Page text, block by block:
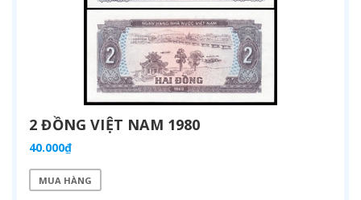
2 ĐỒNG VIỆT NAM 1980
40.000₫
MUA HÀNG